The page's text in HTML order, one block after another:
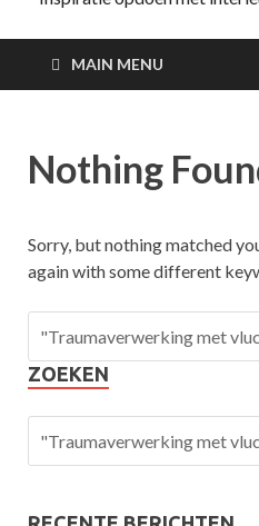
MAIN MENU
Nothing
Sorry, but nothing matched
again with some different
ZOEKEN